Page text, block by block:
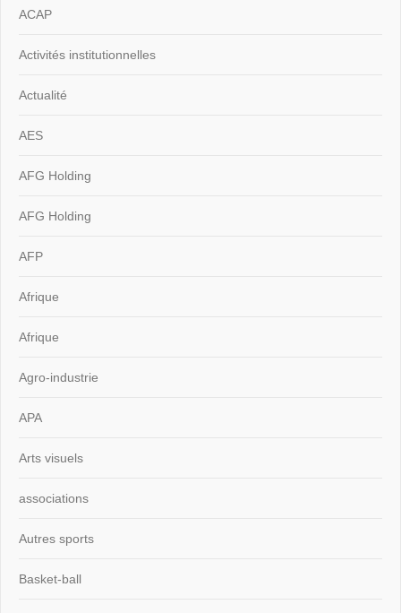
ACAP
Activités institutionnelles
Actualité
AES
AFG Holding
AFG Holding
AFP
Afrique
Afrique
Agro-industrie
APA
Arts visuels
associations
Autres sports
Basket-ball